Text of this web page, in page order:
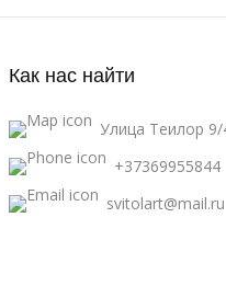
Как нас найти
Улица Теилор
+37369955844
svitolart@mail.ru